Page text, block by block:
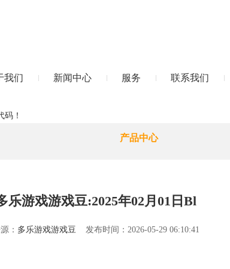
我们 新闻中心 服务 联系我们
！
产品中心
乐游戏游戏豆:2025年02月01日Bl
： 多乐游戏游戏豆 发布时间：2026-05-29 06:10:41